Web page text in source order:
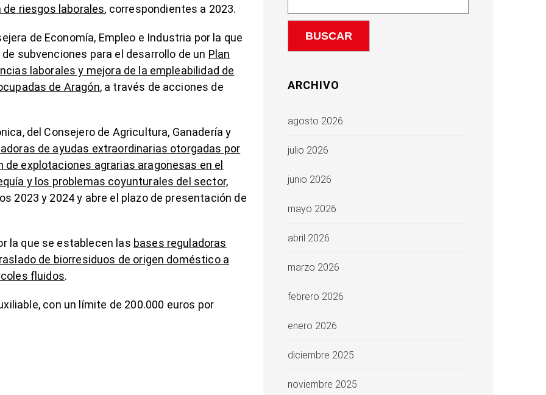
de riesgos laborales, correspondientes a 2023.
de Economía, Empleo e Industria por la que
subvenciones para el desarrollo de un Plan
laborales y mejora de la empleabilidad de
de Aragón, a través de acciones de
del Consejero de Agricultura, Ganadería y
de ayudas extraordinarias otorgadas por
explotaciones agrarias aragonesas en el
y los problemas coyunturales del sector,
2023 y 2024 y abre el plazo de presentación de
la que se establecen las bases reguladoras
de biorresiduos de origen doméstico a
fluidos.
con un límite de 200.000 euros por
ARCHIVO
agosto 2026
julio 2026
junio 2026
mayo 2026
abril 2026
marzo 2026
febrero 2026
enero 2026
diciembre 2025
noviembre 2025